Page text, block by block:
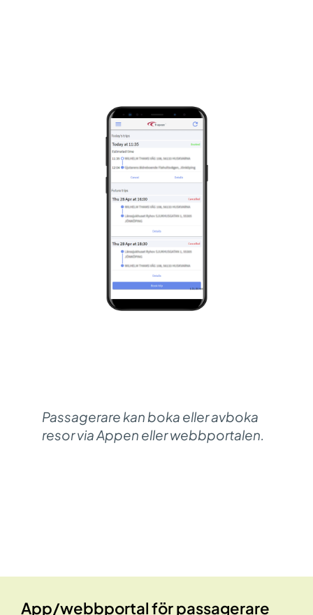
Passagerare kan boka eller avboka
resor via Appen eller webbportalen.
App/webbportal för passagerare